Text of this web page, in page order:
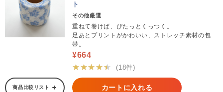
ト
その他厳選
重ねて巻けば、ぴたっとくっつく。
足あとプリントがかわいい、ストレッチ素材の包
帯。
¥664
★★★★★
(18件)
商品比較リスト カートに入れる